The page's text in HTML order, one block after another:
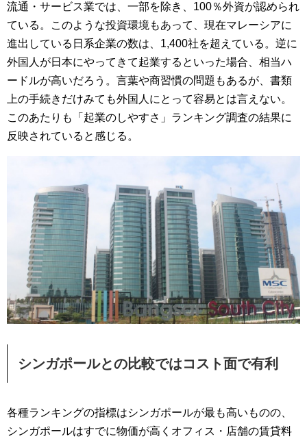
流通・サービス業では、一部を除き、100％外資が認められ
ている。このような投資環境もあって、現在マレーシアに
進出している日系企業の数は、1,400社を超えている。逆に
外国人が日本にやってきて起業するといった場合、相当ハ
ードルが高いだろう。言葉や商習慣の問題もあるが、書類
上の手続きだけみても外国人にとって容易とは言えない。
このあたりも「起業のしやすさ」ランキング調査の結果に
反映されていると感じる。
シンガポールとの比較ではコスト面で有利
各種ランキングの指標はシンガポールが最も高いものの、
シンガポールはすでに物価が高くオフィス・店舗の賃貸料